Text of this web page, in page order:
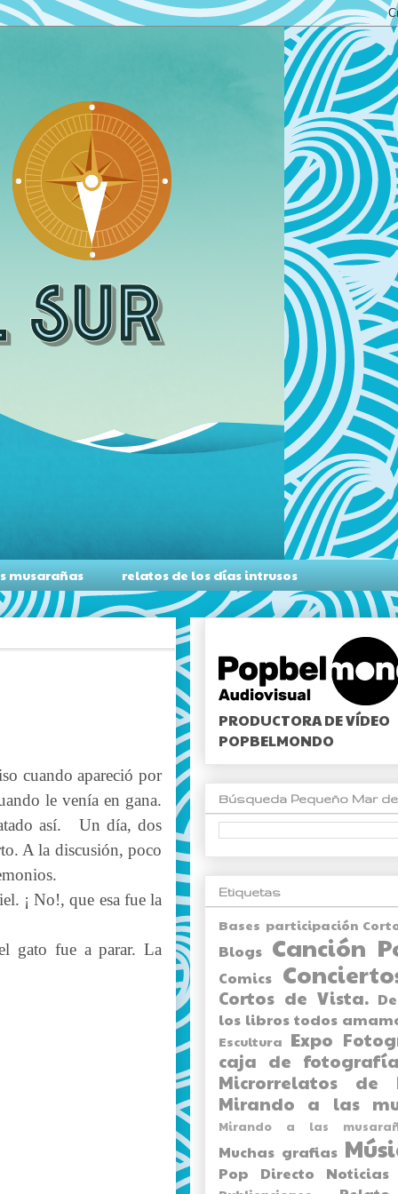
musarañas relatos de los días intrusos
cuando apareció por
le venía en gana.
así.
Un día, dos
A la discusión, poco
¡ No!, que esa fue la
gato fue a parar. La
PRODUCTORA DE VÍDEO
POPBELMONDO
Búsqueda Pequeño Mar
Etiquetas
Bases participación
Blogs Canción
Comics
Cortos de Vista.
los libros todos
Escultura Expo
caja de
Microrrelatos de
Mirando a las
Mirando a las
Muchas grafias
Pop Directo Noticias